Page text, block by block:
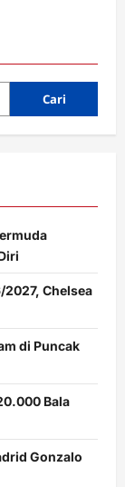
Cari
Chelsea
di Puncak
Bala
Gonzalo